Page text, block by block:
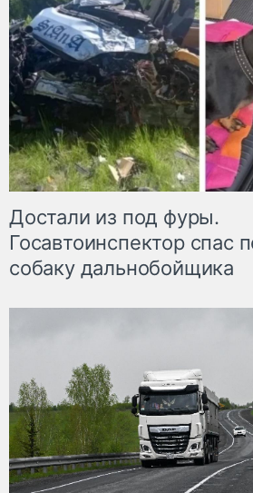
Достали из под фуры.
Госавтоинспектор спас
собаку дальнобойщика